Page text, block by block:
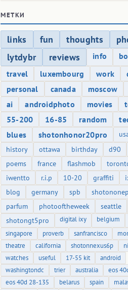
МЕТКИ
links fun thoughts
lytdybr
reviews info
travel
luxembourg work
personal
canada moscow
ai
androidphoto movies
55-200
16-85 random
blues
shotonhonor20pro
history
ottawa birthday d90
poems
france flashmob
iwentto
r.i.p 10-20 graffiti
blog
germany spb
parfum
photooftheweek seattle
shotongt5pro
digital ixy belgium
singapore
proverb sanfrancisco
theatre
california shotonnexus6p
watches
useful 17-55 kit
android
washingtondc
trier australia
eos
eos 40d 28-135
belarus spain